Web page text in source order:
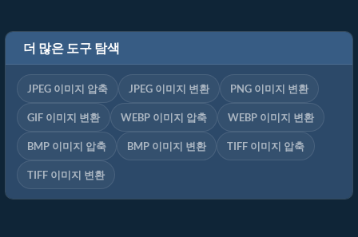
더 많은 도구 탐색
JPEG 이미지 압축 JPEG 이미지 변환 PNG 이미지 변환
GIF 이미지 변환 WEBP 이미지 압축 WEBP 이미지 변환
BMP 이미지 압축 BMP 이미지 변환 TIFF 이미지 압축
TIFF 이미지 변환